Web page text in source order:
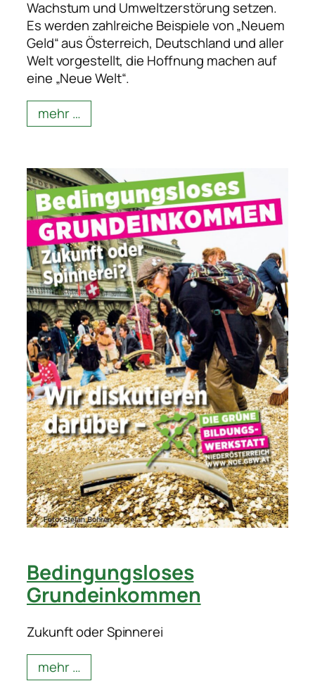
Wachstum und Umweltzerstörung setzen.
Es werden zahlreiche Beispiele von „Neuem
Geld“ aus Österreich, Deutschland und aller
Welt vorgestellt, die Hoffnung machen auf
eine „Neue Welt“.
mehr …
Bedingungsloses
Grundeinkommen
Zukunft oder Spinnerei
mehr …